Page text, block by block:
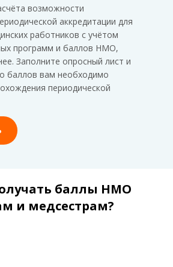
возможности
аккредитации для
работников с учётом
программ и баллов НМО,
Заполните опросный лист и
баллов вам необходимо
периодической
баллы НМО
и медсестрам?